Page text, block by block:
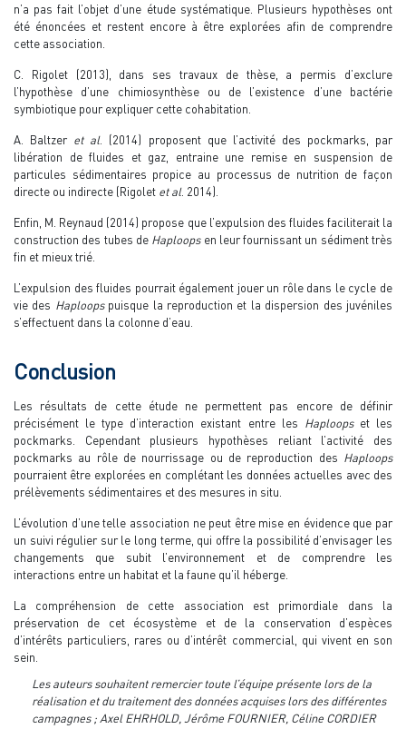
n’a pas fait l’objet d’une étude systématique. Plusieurs hypothèses ont
été énoncées et restent encore à être explorées afin de comprendre
cette association.
C. Rigolet (2013), dans ses travaux de thèse, a permis d’exclure
l’hypothèse d’une chimiosynthèse ou de l’existence d’une bactérie
symbiotique pour expliquer cette cohabitation.
A. Baltzer et al. (2014) proposent que l’activité des pockmarks, par
libération de fluides et gaz, entraine une remise en suspension de
particules sédimentaires propice au processus de nutrition de façon
directe ou indirecte (Rigolet et al. 2014).
Enfin, M. Reynaud (2014) propose que l’expulsion des fluides faciliterait la
construction des tubes de Haploopsen leur fournissant un sédiment très
fin et mieux trié.
L’expulsion des fluides pourrait également jouer un rôle dans le cycle de
vie des Haploopspuisque la reproduction et la dispersion des juvéniles
s’effectuent dans la colonne d’eau.
Conclusion
Les résultats de cette étude ne permettent pas encore de définir
précisément le type d’interaction existant entre les Haploopset les
pockmarks. Cependant plusieurs hypothèses reliant l’activité des
pockmarks au rôle de nourrissage ou de reproduction des Haploops
pourraient être explorées en complétant les données actuelles avec des
prélèvements sédimentaires et des mesures in situ.
L’évolution d’une telle association ne peut être mise en évidence que par
un suivi régulier sur le long terme, qui offre la possibilité d’envisager les
changements que subit l’environnement et de comprendre les
interactions entre un habitat et la faune qu’il héberge.
La compréhension de cette association est primordiale dans la
préservation de cet écosystème et de la conservation d’espèces
d’intérêts particuliers, rares ou d’intérêt commercial, qui vivent en son
sein.
Les auteurs souhaitent remercier toute l’équipe présente lors de la
réalisation et du traitement des données acquises lors des différentes
campagnes ; Axel EHRHOLD, Jérôme FOURNIER, Céline CORDIER